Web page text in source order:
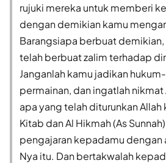
rujuki mereka untuk memberi
dengan demikian kamu
Barangsiapa berbuat demikian,
telah berbuat zalim terhadap
Janganlah kamu jadikan
permainan, dan ingatlah
apa yang telah diturunkan
Kitab dan Al Hikmah (As
pengajaran kepadamu dengan
Nya itu. Dan bertakwalah